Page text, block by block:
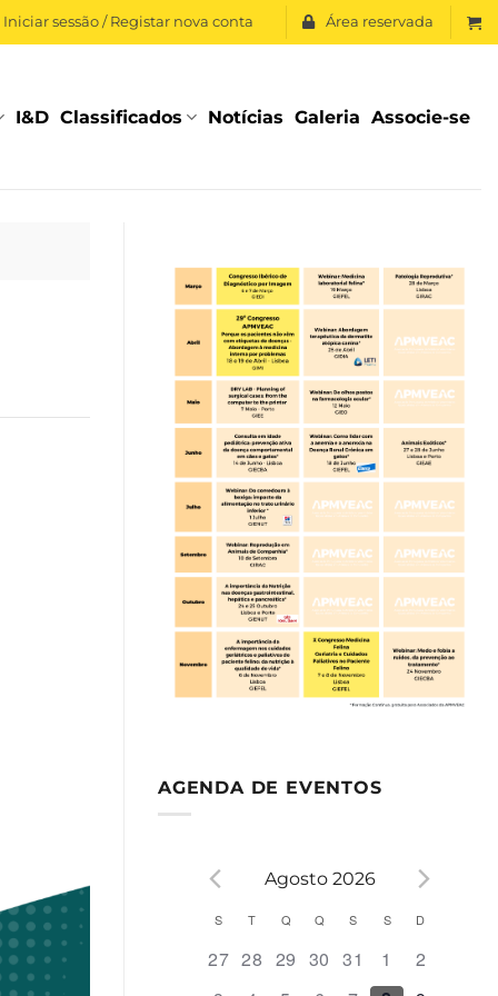
Iniciar sessão / Registar nova conta Área reservada
I&D Classificados Notícias Galeria Associe-se
AGENDA DE EVENTOS
Agosto 2026
Calendário
de
S T Q Q S S D
0
27 0
28 0
29 0
eventos,
30 0
eventos,
31
0
eventos,
1
0
2